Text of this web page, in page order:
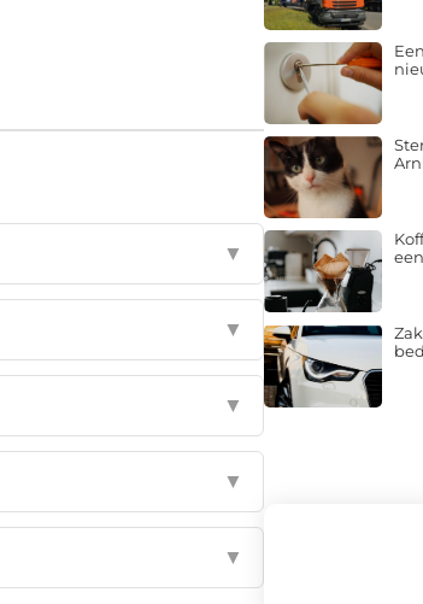
▼
▼
▼
▼
▼